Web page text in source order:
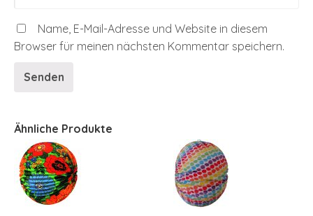
Name, E-Mail-Adresse und Website in diesem
Browser für meinen nächsten Kommentar speichern.
Ähnliche Produkte